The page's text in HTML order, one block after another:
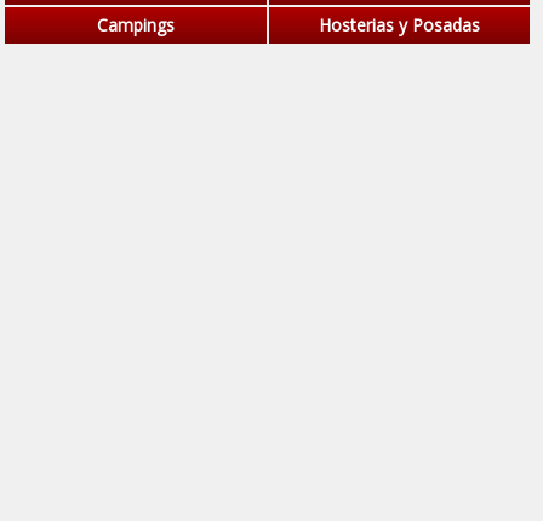
Campings
Hosterias y Posadas